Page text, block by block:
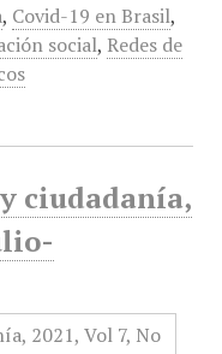
, Covid-19 en Brasil,
social, Redes de
ciudadanía,